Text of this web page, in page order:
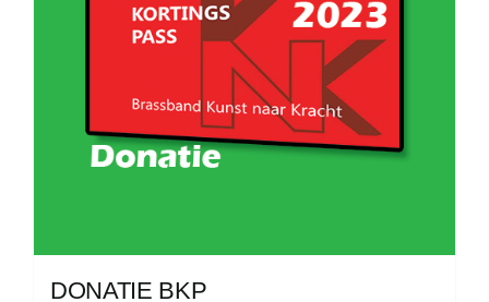
DONATIE BKP